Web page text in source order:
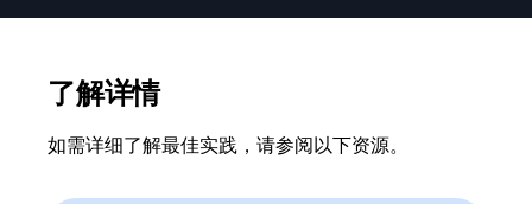
了解详情
如需详细了解最佳实践，请参阅以下资源。